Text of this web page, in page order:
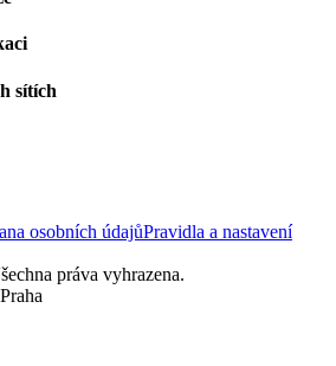
sítích
osobních údajůPravidla a nastavení
práva vyhrazena.